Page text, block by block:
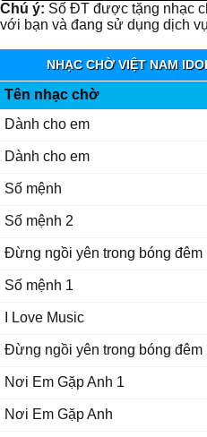
Chú ý: Số ĐT được tặng nhạc
với bạn và đang sử dụng dịch
NHẠC CHỜ VIỆT NAM
Tên nhạc chờ
Dành cho em
Dành cho em
Số mệnh
Số mệnh 2
Đừng ngồi yên trong bóng đêm
Số mệnh 1
I Love Music
Đừng ngồi yên trong bóng đêm
Nơi Em Gặp Anh 1
Nơi Em Gặp Anh